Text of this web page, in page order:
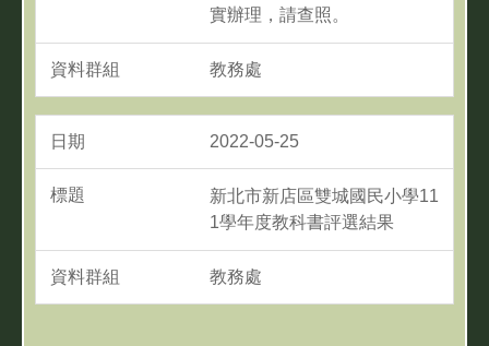
實辦理，請查照。
教務處
2022-05-25
新北市新店區雙城國民小學11
1學年度教科書評選結果
教務處